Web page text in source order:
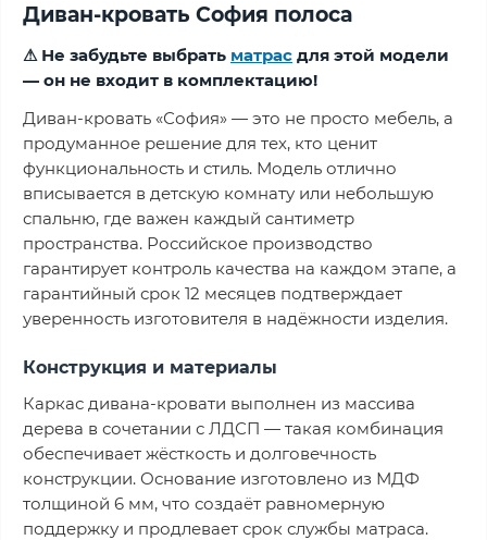
Диван-кровать София полоса
⚠ Не забудьте выбрать матрас для этой модели
— он не входит в комплектацию!
Диван-кровать «София» — это не просто мебель, а
продуманное решение для тех, кто ценит
функциональность и стиль. Модель отлично
вписывается в детскую комнату или небольшую
спальню, где важен каждый сантиметр
пространства. Российское производство
гарантирует контроль качества на каждом этапе, а
гарантийный срок 12 месяцев подтверждает
уверенность изготовителя в надёжности изделия.
Конструкция и материалы
Каркас дивана-кровати выполнен из массива
дерева в сочетании с ЛДСП — такая комбинация
обеспечивает жёсткость и долговечность
конструкции. Основание изготовлено из МДФ
толщиной 6 мм, что создаёт равномерную
поддержку и продлевает срок службы матраса.